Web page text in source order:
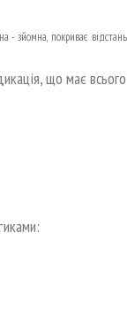
- зйомна, покриває
що має